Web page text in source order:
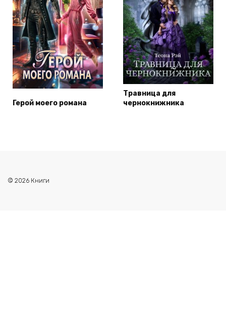
Герой моего романа
Травница для
чернокнижника
© 2026 Книги